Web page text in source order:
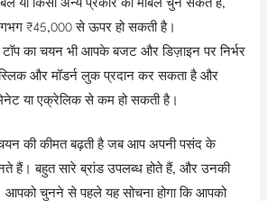
या किसी अन्य प्रकार की मार्बल चुन सकते हैं,
₹45,000 से ऊपर हो सकती है।
टॉप का चयन भी आपके बजट और डिज़ाइन पर निर्भर
और मॉडर्न लुक प्रदान कर सकता है और
या एक्रेलिक से कम हो सकती है।
की कीमत बढ़ती है जब आप अपनी पसंद के
हैं। बहुत सारे ब्रांड उपलब्ध होते हैं, और उनकी
आपको चुनने से पहले यह सोचना होगा कि आपको